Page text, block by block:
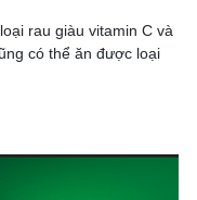
rau giàu vitamin C và
có thể ăn được loại